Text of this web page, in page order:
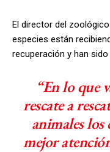
El director del
especies están
recuperación y han
“En lo que
rescate a
animales los
mejor